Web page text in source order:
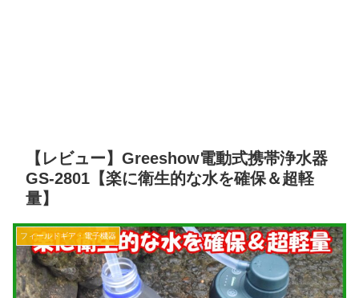
【レビュー】Greeshow電動式携帯浄水器
GS-2801【楽に衛生的な水を確保＆超軽
量】
フィールドギア・電子機器